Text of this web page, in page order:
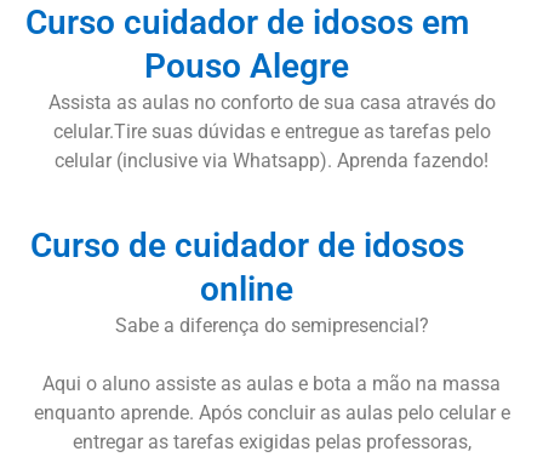
Curso cuidador de idosos em
Pouso Alegre
Assista as aulas no conforto de sua casa através do
celular.Tire suas dúvidas e entregue as tarefas pelo
celular (inclusive via Whatsapp). Aprenda fazendo!
Curso de cuidador de idosos
online
Sabe a diferença do semipresencial?
Aqui o aluno assiste as aulas e bota a mão na massa
enquanto aprende. Após concluir as aulas pelo celular e
entregar as tarefas exigidas pelas professoras,